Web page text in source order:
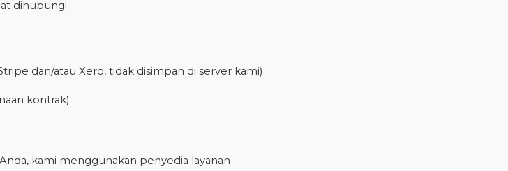
dihubungi
dan/atau Xero, tidak disimpan di server kami)
kontrak).
kami menggunakan penyedia layanan